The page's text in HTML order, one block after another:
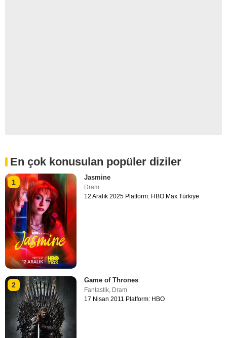
En çok konusulan popüler diziler
1
Jasmine
Dram
12 Aralık 2025 Platform: HBO Max Türkiye
2
Game of Thrones
Fantastik, Dram
17 Nisan 2011 Platform: HBO